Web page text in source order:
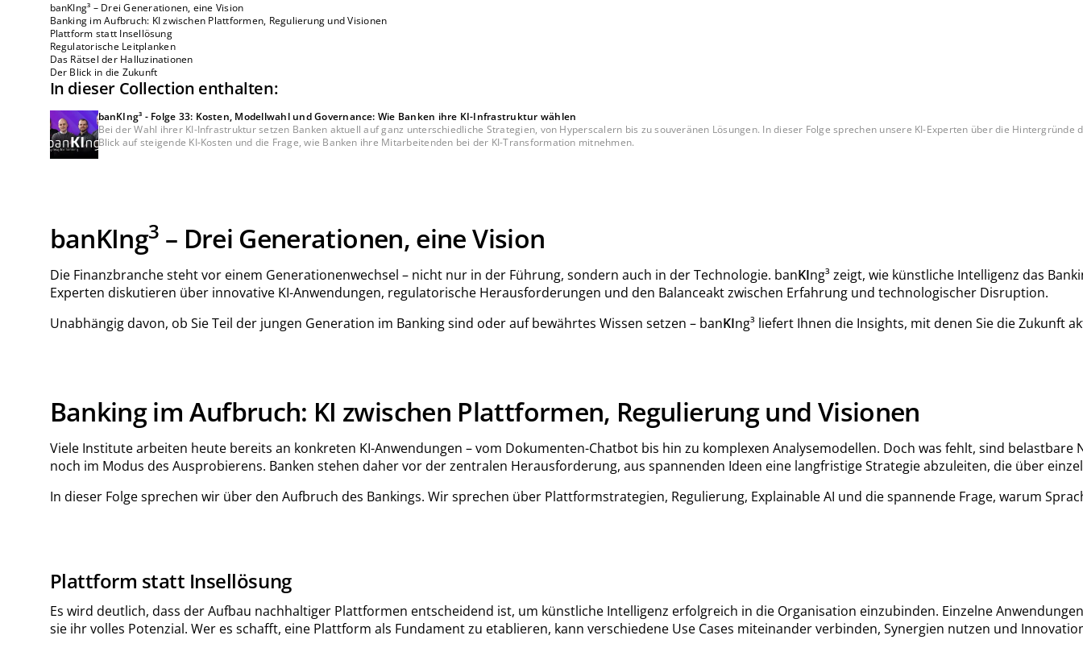
banKIng³ – Drei Generationen, eine Vision
Banking im Aufbruch: KI zwischen Plattformen, Regulierung und Visionen
Plattform statt Insellösung
Regulatorische Leitplanken
Das Rätsel der Halluzinationen
Der Blick in die Zukunft
In dieser Collection enthalten:
banKIng³ - Folge 33: Kosten, Modellwahl und Governance: Wie Banken ihre KI-Infrastruktur wählen
Bei der Wahl ihrer KI-Infrastruktur setzen Banken aktuell auf ganz unterschiedliche Strategien, von Hyperscalern bis zu souveränen Lösungen. In dieser Folge sprechen unsere KI-Experten über die
Blick auf steigende KI-Kosten und die Frage, wie Banken ihre Mitarbeitenden bei der KI-Transformation mitnehmen.
banKIng3 – Drei Generationen, eine Vision
Die Finanzbranche steht vor einem Generationenwechsel – nicht nur in der Führung, sondern auch in der Technologie. banKIng³ zeigt, wie künstliche Intelligenz das
Experten diskutieren über innovative KI-Anwendungen, regulatorische Herausforderungen und den Balanceakt zwischen Erfahrung und technologischer Disruption.
Unabhängig davon, ob Sie Teil der jungen Generation im Banking sind oder auf bewährtes Wissen setzen – banKIng³ liefert Ihnen die Insights, mit denen Sie die Zukunft
Banking im Aufbruch: KI zwischen Plattformen, Regulierung und Visionen
Viele Institute arbeiten heute bereits an konkreten KI-Anwendungen – vom Dokumenten-Chatbot bis hin zu komplexen Analysemodellen. Doch was fehlt, sind
noch im Modus des Ausprobierens. Banken stehen daher vor der zentralen Herausforderung, aus spannenden Ideen eine langfristige Strategie abzuleiten, die über
In dieser Folge sprechen wir über den Aufbruch des Bankings. Wir sprechen über Plattformstrategien, Regulierung, Explainable AI und die spannende Frage, warum
Plattform statt Insellösung
Es wird deutlich, dass der Aufbau nachhaltiger Plattformen entscheidend ist, um künstliche Intelligenz erfolgreich in die Organisation einzubinden. Einzelne
sie ihr volles Potenzial. Wer es schafft, eine Plattform als Fundament zu etablieren, kann verschiedene Use Cases miteinander verbinden, Synergien nutzen und